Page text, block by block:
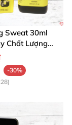
Sweat 30ml
Chất Lượng
LGBT
-30%